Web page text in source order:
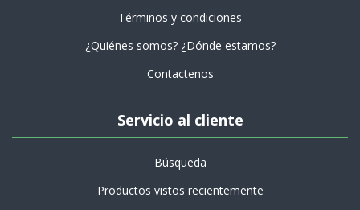
Términos y condiciones
¿Quiénes somos? ¿Dónde estamos?
Contactenos
Servicio al cliente
Búsqueda
Productos vistos recientemente